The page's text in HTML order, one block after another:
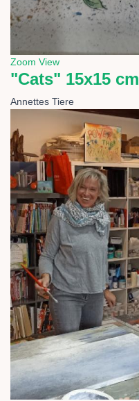
Zoom View
"Cats" 15x15 cm
Annettes Tiere